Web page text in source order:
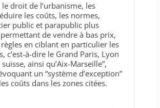
droit de l’urbanisme, les
les coûts, les normes,
public et parapublic plus
de vendre à bas prix,
en ciblant en particulier les
c’est-à-dire le Grand Paris, Lyon
ainsi qu’Aix-Marseille”,
un “système d’exception”
coûts dans les zones citées.